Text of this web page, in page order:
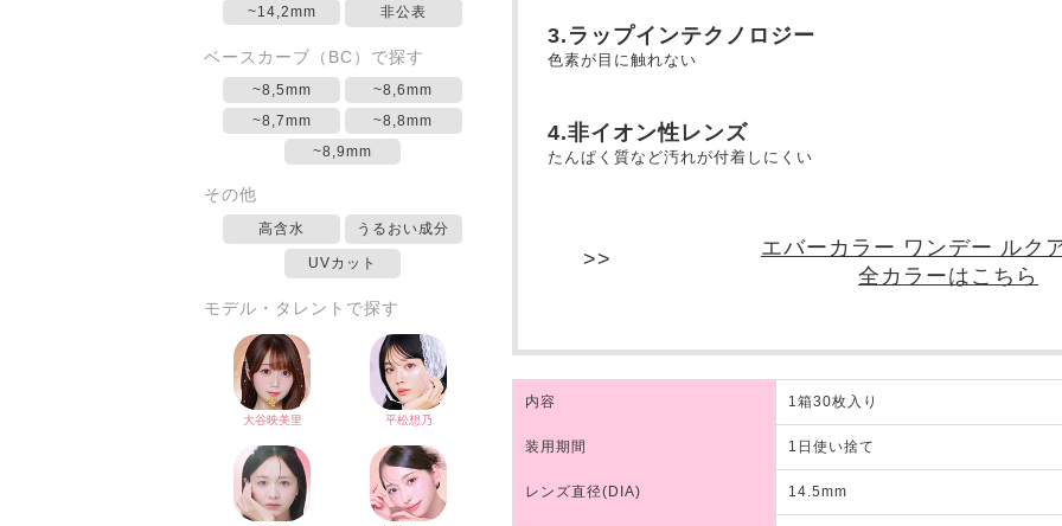
~14,2mm
非公表
ベースカーブ（BC）で探す
~8,5mm
~8,6mm
~8,7mm
~8,8mm
~8,9mm
その他
高含水 うるおい成分
UVカット
モデル・タレントで探す
3.ラップインテクノロジー
色素が目に触れない
4.非イオン性レンズ
たんぱく質など汚れが付着しにくい
エバーカラー ワンデー ルク
全カラーはこちら
内容 1箱30枚入り
装用期間 1日使い捨て
レンズ直径(DIA) 14.5mm